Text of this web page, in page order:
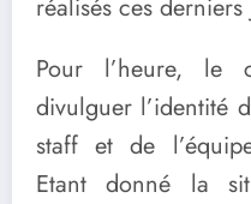
réalisés ces
Pour l’heure, le
divulguer l’identité
staff et de
Etant donné la